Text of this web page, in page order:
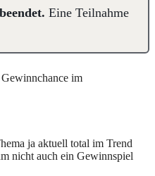
Eine Teilnahme
im
ja aktuell total im Trend
nicht auch ein Gewinnspiel